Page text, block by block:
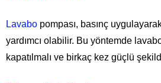
Lavabo pompası, basınç
yardımcı olabilir. Bu yöntemde
kapatılmalı ve birkaç kez güçlü